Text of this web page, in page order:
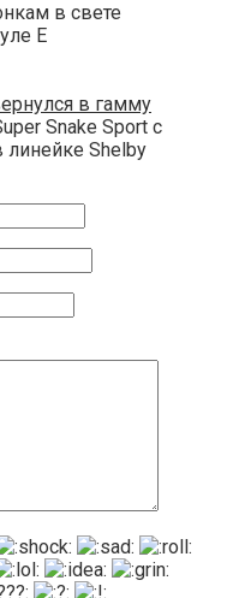
в свете
E
в гамму
Snake Sport с
линейке Shelby